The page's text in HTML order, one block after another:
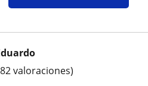
valoraciones)